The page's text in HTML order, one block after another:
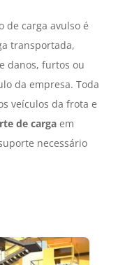
de carga avulso é
transportada,
danos, furtos ou
da empresa. Toda
veículos da frota e
de cargaem
necessário